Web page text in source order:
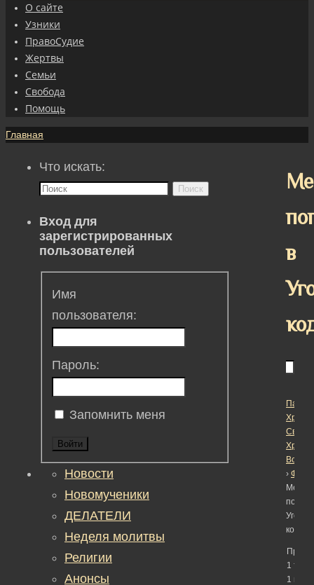
О сайте
Узники
ПравоСудие
Жертвы
Семьи
Свобода
Помощь
Главная
в
Пасха
›
Метка:
кодекс
1
1 по 1
Что искать:
Поиск
Вход для
зарегистрированных
пользователей
Имя
пользователя:
Пароль:
Запомнить меня
Войти
Новости
Новомученики
ДЕЛАТЕЛИ
Неделя молитвы
Религии
Анонсы